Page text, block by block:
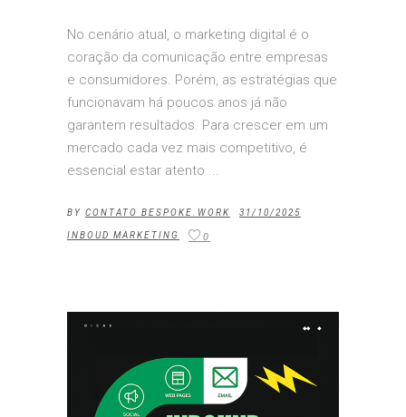
No cenário atual, o marketing digital é o
coração da comunicação entre empresas
e consumidores. Porém, as estratégias que
funcionavam há poucos anos já não
garantem resultados. Para crescer em um
mercado cada vez mais competitivo, é
essencial estar atento
BY CONTATO BESPOKE.WORK 31/10/2025
INBOUD MARKETING 0